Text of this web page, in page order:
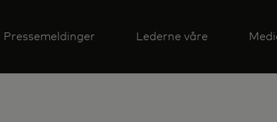
Pressemeldinger Lederne våre